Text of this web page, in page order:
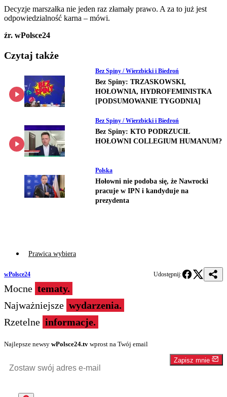
Decyzje marszałka nie jeden raz złamały prawo. A za to już jest
odpowiedzialność karna – mówi.
źr. wPolsce24
Czytaj także
Bez Spiny / Wierzbicki i Biedroń
Bez Spiny: TRZASKOWSKI,
HOŁOWNIA, HYDROFEMINISTKA
[PODSUMOWANIE TYGODNIA]
Bez Spiny / Wierzbicki i Biedroń
Bez Spiny: KTO PODRZUCIŁ
HOŁOWNI COLLEGIUM HUMANUM?
Polska
Hołowni nie podoba się, że Nawrocki
pracuje w IPN i kandyduje na
prezydenta
Prawica wybiera
wPolsce24 Udostępnij:
Mocne tematy.
Najważniejsze wydarzenia.
Rzetelne informacje.
Najlepsze newsy wPolsce24.tv wprost na Twój email
Zapisz mnie